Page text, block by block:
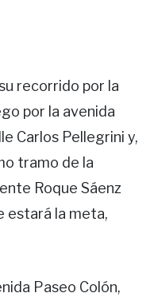
recorrido por la
por la avenida
Carlos Pellegrini y,
tramo de la
Roque Sáenz
estará la meta,
Paseo Colón,